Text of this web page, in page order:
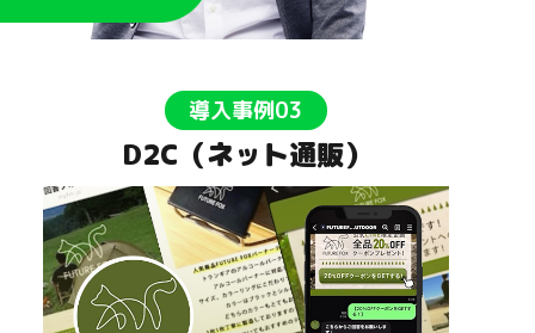
導入事例03
D2C（ネット通販）